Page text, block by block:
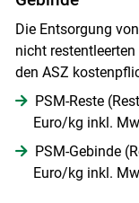
Die Entsorgung
nicht
den ASZ
PSM-Reste
Euro/kg inkl.
PSM-Gebinde
Euro/kg inkl.